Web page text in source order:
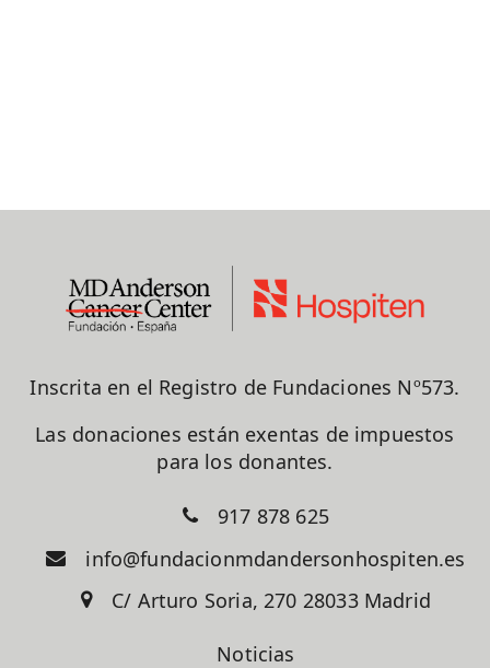
Inscrita en el Registro de Fundaciones Nº573.
Las donaciones están exentas de impuestos
para los donantes.
917 878 625
info@fundacionmdandersonhospiten.es
C/ Arturo Soria, 270 28033 Madrid
Noticias